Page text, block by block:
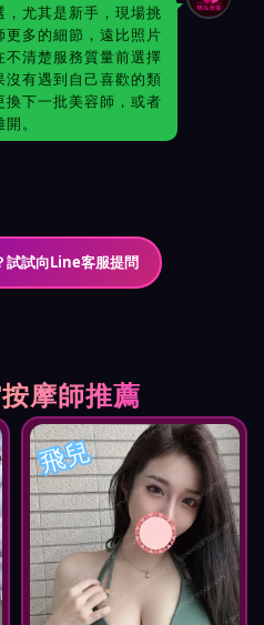
，尤其是新手，現場挑
更多的細節，遠比照片
不清楚服務質量前選擇
沒有遇到自己喜歡的類
換下一批美容師，或者
。
試試向Line客服提問
摩師推薦
飛兒